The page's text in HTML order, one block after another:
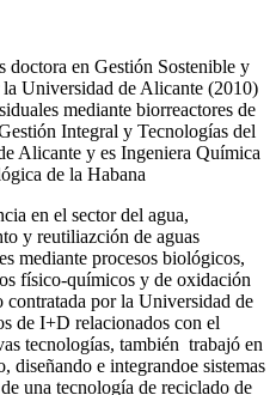
doctora en Gestión Sostenible y
Universidad de Alicante (2010)
mediante biorreactores de
Integral y Tecnologías del
Alicante y es Ingeniera Química
de la Habana
en el sector del agua,
y reutiliazción de aguas
mediante procesos biológicos,
físico-químicos y de oxidación
contratada por la Universidad de
de I+D relacionados con el
tecnologías, también trabajó en
diseñando e integrandoe sistemas
una tecnología de reciclado de